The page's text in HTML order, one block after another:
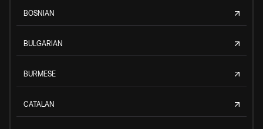
BOSNIAN
BULGARIAN
BURMESE
CATALAN